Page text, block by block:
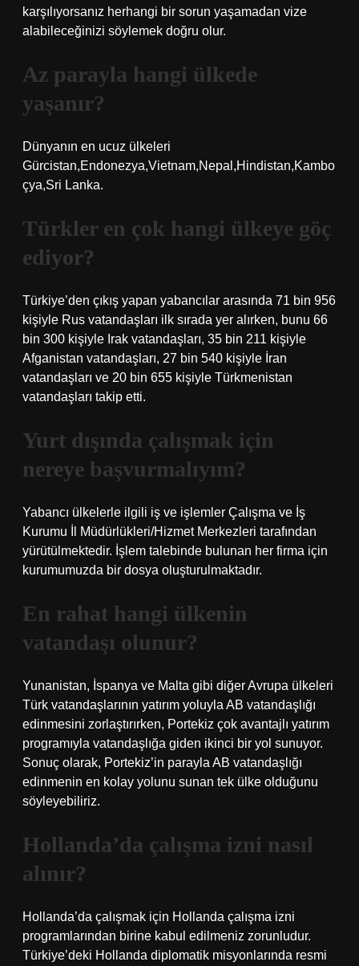
karşılıyorsanız herhangi bir sorun yaşamadan vize
alabileceğinizi söylemek doğru olur.
Az parayla hangi ülkede
yaşanır?
Dünyanın en ucuz ülkeleri
Gürcistan,Endonezya,Vietnam,Nepal,Hindistan,Kambo
çya,Sri Lanka.
Türkler en çok hangi ülkeye göç
ediyor?
Türkiye’den çıkış yapan yabancılar arasında 71 bin 956
kişiyle Rus vatandaşları ilk sırada yer alırken, bunu 66
bin 300 kişiyle Irak vatandaşları, 35 bin 211 kişiyle
Afganistan vatandaşları, 27 bin 540 kişiyle İran
vatandaşları ve 20 bin 655 kişiyle Türkmenistan
vatandaşları takip etti.
Yurt dışında çalışmak için
nereye başvurmalıyım?
Yabancı ülkelerle ilgili iş ve işlemler Çalışma ve İş
Kurumu İl Müdürlükleri/Hizmet Merkezleri tarafından
yürütülmektedir. İşlem talebinde bulunan her firma için
kurumumuzda bir dosya oluşturulmaktadır.
En rahat hangi ülkenin
vatandaşı olunur?
Yunanistan, İspanya ve Malta gibi diğer Avrupa ülkeleri
Türk vatandaşlarının yatırım yoluyla AB vatandaşlığı
edinmesini zorlaştırırken, Portekiz çok avantajlı yatırım
programıyla vatandaşlığa giden ikinci bir yol sunuyor.
Sonuç olarak, Portekiz’in parayla AB vatandaşlığı
edinmenin en kolay yolunu sunan tek ülke olduğunu
söyleyebiliriz.
Hollanda’da çalışma izni nasıl
alınır?
Hollanda’da çalışmak için Hollanda çalışma izni
programlarından birine kabul edilmeniz zorunludur.
Türkiye’deki Hollanda diplomatik misyonlarında resmi